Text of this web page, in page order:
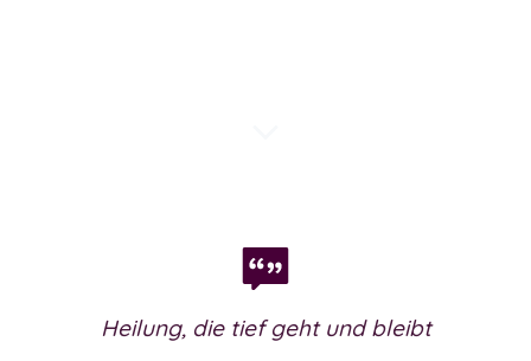
Heilung, die tief geht und bleibt